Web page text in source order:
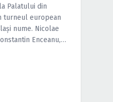
Palatului din
turneul european
nume. Nicolae
Enceanu,